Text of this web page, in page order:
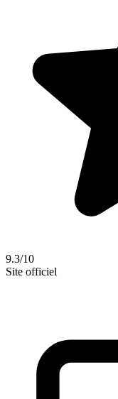
9.3/10
Site officiel